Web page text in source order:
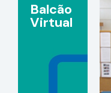
Balcão
Virtual